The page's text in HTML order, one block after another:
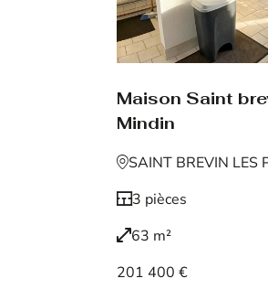
Maison Saint
Mindin
SAINT BREVIN LES
3 pièces
63 m²
201 400 €